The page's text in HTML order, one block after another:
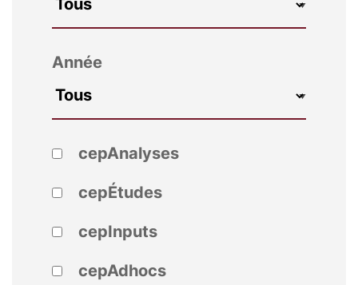
Année
cepAnalyses
cepÉtudes
cepInputs
cepAdhocs